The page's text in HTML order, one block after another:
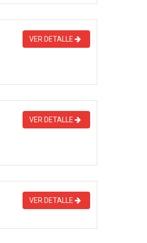
VER DETALLE
VER DETALLE
VER DETALLE